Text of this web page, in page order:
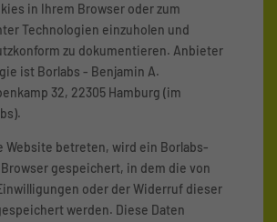
in Ihrem Browser oder zum
Technologien einzuholen und
zu dokumentieren. Anbieter
ist Borlabs - Benjamin A.
32, 22305 Hamburg (im
Website betreten, wird ein Borlabs-
gespeichert, in dem die von
oder der Widerruf dieser
werden. Diese Daten